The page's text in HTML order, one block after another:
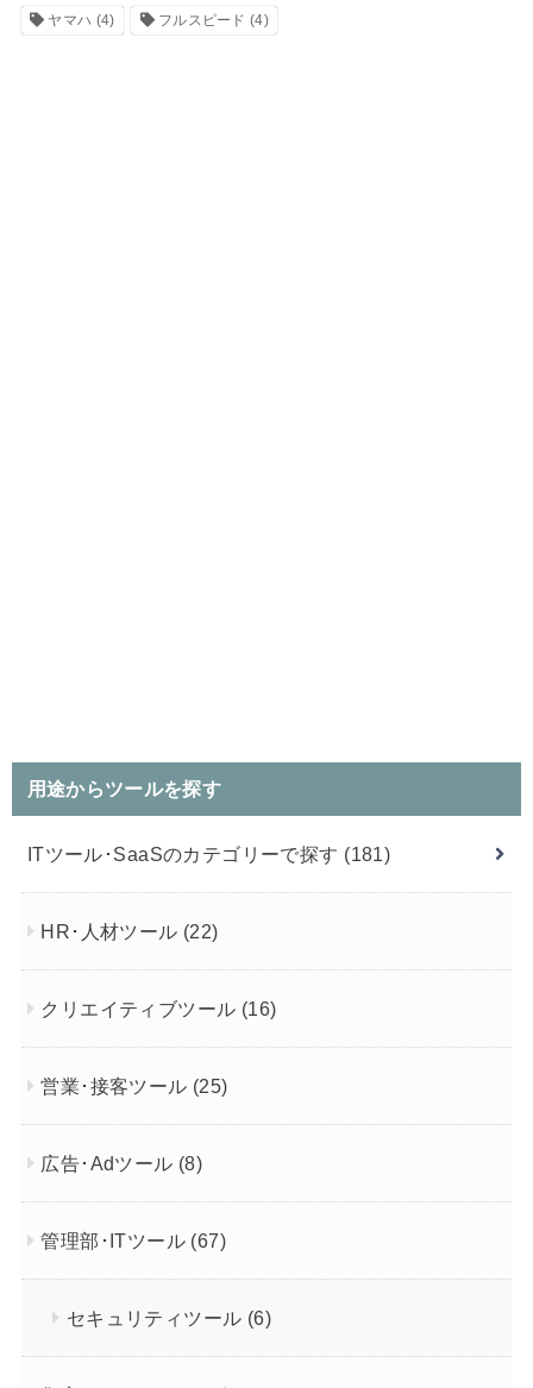
ヤマハ (4) フルスピード (4)
用途からツールを探す
ITツール･SaaSのカテゴリーで探す (181)
HR･人材ツール (22)
クリエイティブツール (16)
営業･接客ツール (25)
広告･Adツール (8)
管理部･ITツール (67)
セキュリティツール (6)